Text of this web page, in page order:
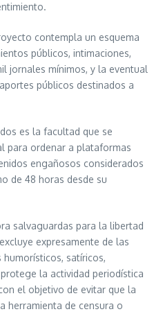
contempla un esquema
públicos, intimaciones,
jornales mínimos, y la eventual
públicos destinados a
es la facultad que se
para ordenar a plataformas
engañosos considerados
de 48 horas desde su
salvaguardas para la libertad
expresamente de las
satíricos,
la actividad periodística
el objetivo de evitar que la
herramienta de censura o